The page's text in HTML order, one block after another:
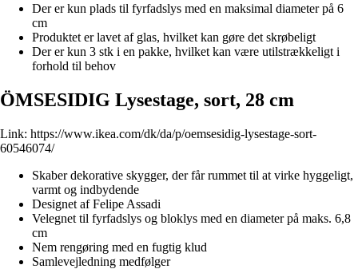
Der er kun plads til fyrfadslys med en maksimal diameter på 6
cm
Produktet er lavet af glas, hvilket kan gøre det skrøbeligt
Der er kun 3 stk i en pakke, hvilket kan være utilstrækkeligt i
forhold til behov
ÖMSESIDIG Lysestage, sort, 28 cm
Link: https://www.ikea.com/dk/da/p/oemsesidig-lysestage-sort-
60546074/
Skaber dekorative skygger, der får rummet til at virke hyggeligt,
varmt og indbydende
Designet af Felipe Assadi
Velegnet til fyrfadslys og bloklys med en diameter på maks. 6,8
cm
Nem rengøring med en fugtig klud
Samlevejledning medfølger